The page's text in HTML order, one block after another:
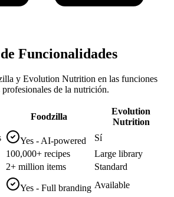
Funcionalidades
y Evolution Nutrition en las funciones
de la nutrición.
Foodzilla
Evolution
Nutrition
Yes - AI-powered
Sí
100,000+ recipes
Large library
2+ million items
Standard
Yes - Full branding Available